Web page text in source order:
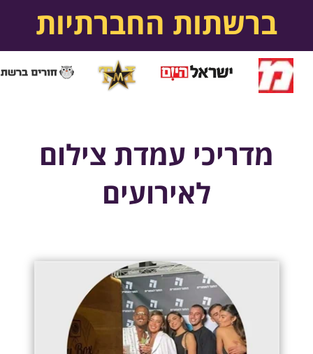
ברשתות החברתיות
מדריכי עמדת צילום
לאירועים